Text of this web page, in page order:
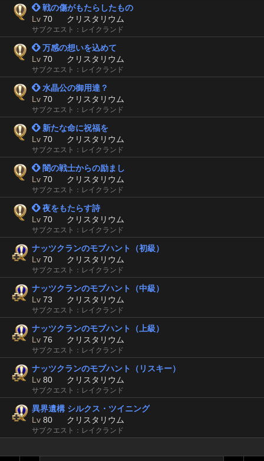
 戦の傷がもたらしたもの
Lv 70 クリスタリウム
サブクエスト：レイクランド
 万感の想いを込めて
Lv 70 クリスタリウム
サブクエスト：レイクランド
 水晶公の御用達？
Lv 70 クリスタリウム
サブクエスト：レイクランド
 新たな命に祝福を
Lv 70 クリスタリウム
サブクエスト：レイクランド
 闇の戦士からの励まし
Lv 70 クリスタリウム
サブクエスト：レイクランド
 夜をもたらす詩
Lv 70 クリスタリウム
サブクエスト：レイクランド
ナッツクランのモブハント（初級）
Lv 70 クリスタリウム
サブクエスト：レイクランド
ナッツクランのモブハント（中級）
Lv 73 クリスタリウム
サブクエスト：レイクランド
ナッツクランのモブハント（上級）
Lv 76 クリスタリウム
サブクエスト：レイクランド
ナッツクランのモブハント（リスキー）
Lv 80 クリスタリウム
サブクエスト：レイクランド
異界遺構 シルクス・ツイニング
Lv 80 クリスタリウム
サブクエスト：レイクランド